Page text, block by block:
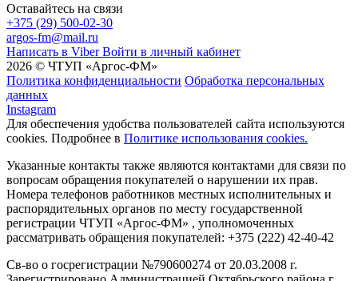
Оставайтесь на связи
+375 (29) 500-02-30
argos-fm@mail.ru
Написать в Viber Войти в личный кабинет
2026 © ЧТУП «Аргос-ФМ»
Политика конфиденциальности Обработка персональных
данных
Instagram
Для обеспечения удобства пользователей сайта используются
cookies. Подробнее в Политике использования cookies.
Указанные контакты также являются контактами для связи по
вопросам обращения покупателей о нарушении их прав.
Номера телефонов работников местных исполнительных и
распорядительных органов по месту государственной
регистрации ЧТУП «Аргос-ФМ» , уполномоченных
рассматривать обращения покупателей: +375 (222) 42-40-42
Св-во о госрегистрации №790600274 от 20.03.2008 г.